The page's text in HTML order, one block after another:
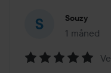
Souzy
1 måned
Innlegget